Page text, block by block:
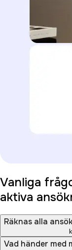
Vanliga
aktiva
Räknas alla
Vad händer med